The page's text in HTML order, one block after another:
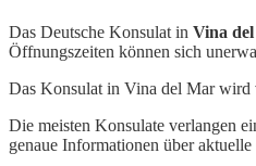
Das Deutsche Konsulat in Vina
Öffnungszeiten können sich
Das Konsulat in Vina del Mar wird
Die meisten Konsulate verlangen
genaue Informationen über